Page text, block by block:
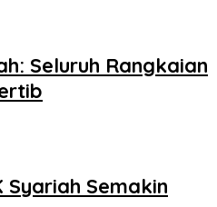
Seluruh Rangkaian
Semakin